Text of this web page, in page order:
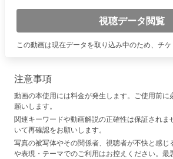
視聴データ閲覧
この動画は現在データを取り込み中のため、チケ
注意事項
動画の本使用には料金が発生します。ご使用前に
願いします。
関連キーワードや動画解説の正確性は保証されま
いて再確認をお願いします。
写真の被写体やその関係者、視聴者が不快と感じ
や表現・テーマでのご利用はお控えください。最